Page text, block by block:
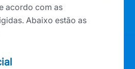
acordo com as
Abaixo estão as